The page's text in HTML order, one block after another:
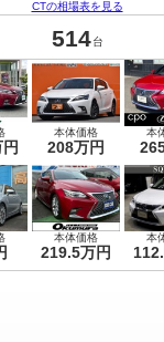
CTの相場表を見る
514 台
本体価格
208万円
本
本体価格
219.5万円
本